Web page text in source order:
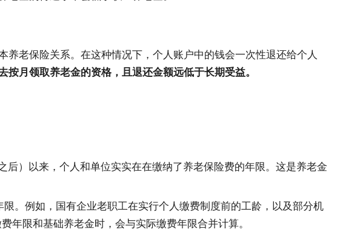
老保险关系。在这种情况下，个人账户中的钱会一次性退还给个人
月领取养老金的资格，且退还金额远低于长期受益。
）以来，个人和单位实实在在缴纳了养老保险费的年限。这是养老金
。例如，国有企业老职工在实行个人缴费制度前的工龄，以及部分机
年限和基础养老金时，会与实际缴费年限合并计算。